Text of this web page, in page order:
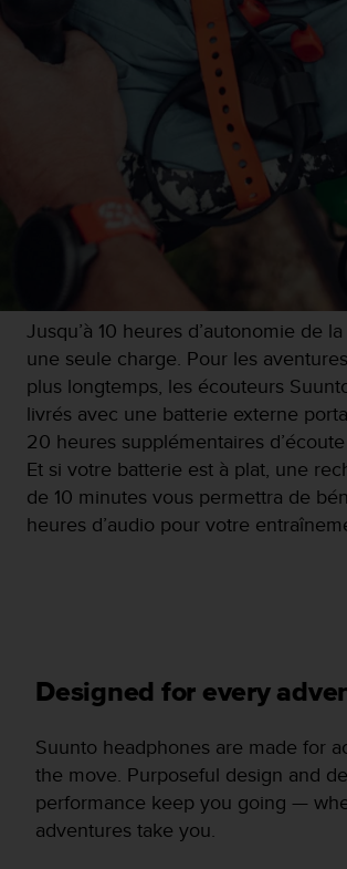
Jusqu’à 10 heures d’autonomie de
une seule charge. Pour les
plus longtemps, les écouteurs
livrés avec une batterie externe
20 heures supplémentaires
Et si votre batterie est à plat, une
de 10 minutes vous permettra de
heures d’audio pour votre
Designed for every
Suunto headphones are made for
the move. Purposeful design and
performance keep you going —
adventures take you.